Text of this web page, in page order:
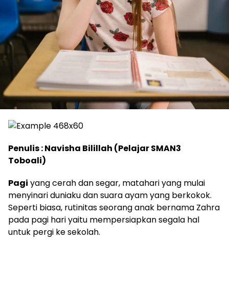
Penulis : Navisha Bilillah (Pelajar SMAN3
Toboali)
Pagi yang cerah dan segar, matahari yang mulai
menyinari duniaku dan suara ayam yang berkokok.
Seperti biasa, rutinitas seorang anak bernama Zahra
pada pagi hari yaitu mempersiapkan segala hal
untuk pergi ke sekolah.